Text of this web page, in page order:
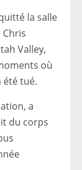
la salle
Chris
Valley,
où
été tué.
a
du corps